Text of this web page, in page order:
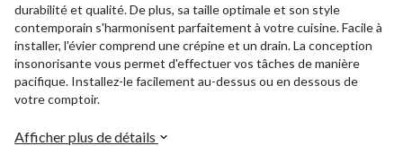
durabilité et qualité. De plus, sa taille optimale et son style
contemporain s'harmonisent parfaitement à votre cuisine. Facile à
installer, l'évier comprend une crépine et un drain. La conception
insonorisante vous permet d'effectuer vos tâches de manière
pacifique. Installez-le facilement au-dessus ou en dessous de
votre comptoir.
Afficher plus de détails